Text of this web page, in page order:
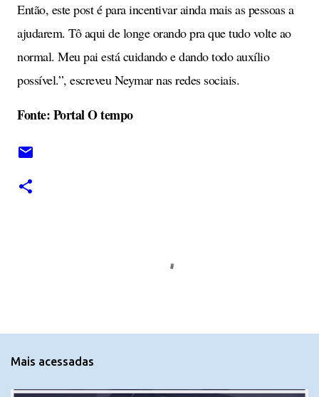
Então, este post é para incentivar ainda mais as pessoas a
ajudarem. Tô aqui de longe orando pra que tudo volte ao
normal. Meu pai está cuidando e dando todo auxílio
possível.”, escreveu Neymar nas redes sociais.
Fonte: Portal O tempo
n
Mais acessadas